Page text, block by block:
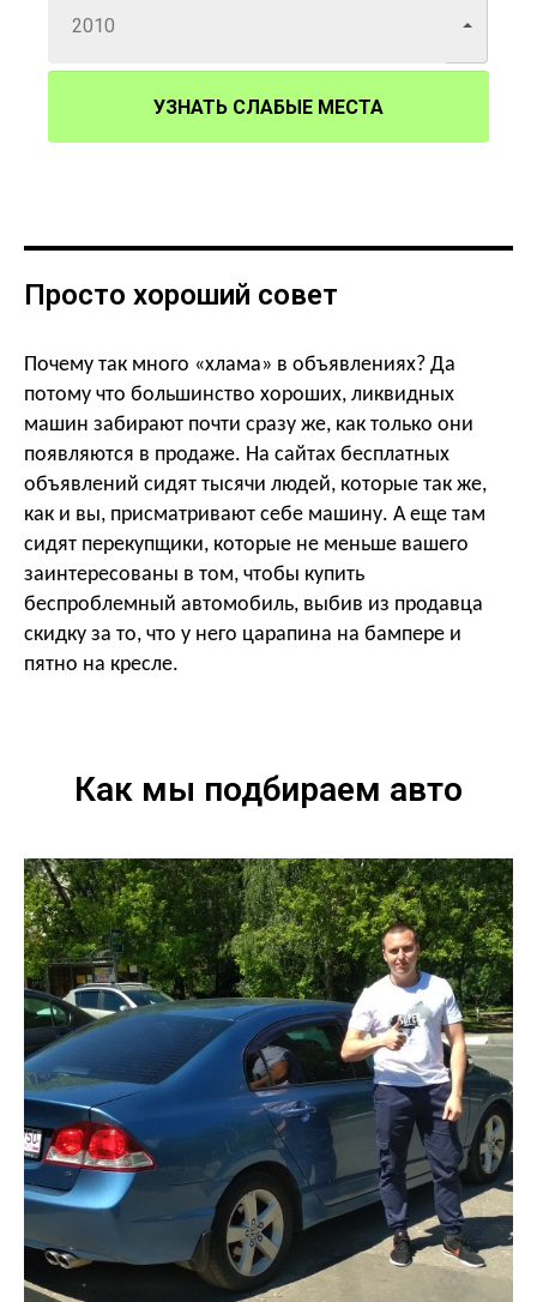
УЗНАТЬ СЛАБЫЕ МЕСТА
Просто хороший совет
Почему так много «хлама» в объявлениях? Да
потому что большинство хороших, ликвидных
машин забирают почти сразу же, как только они
появляются в продаже. На сайтах бесплатных
объявлений сидят тысячи людей, которые так же,
как и вы, присматривают себе машину. А еще там
сидят перекупщики, которые не меньше вашего
заинтересованы в том, чтобы купить
беспроблемный автомобиль, выбив из продавца
скидку за то, что у него царапина на бампере и
пятно на кресле.
Как мы подбираем авто